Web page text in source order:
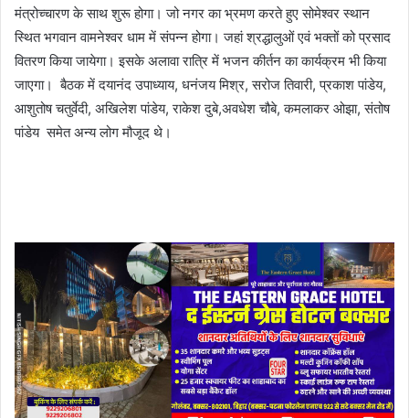
मंत्रोच्चारण के साथ शुरू होगा। जो नगर का भ्रमण करते हुए सोमेश्वर स्थान
स्थित भगवान वामनेश्वर धाम में संपन्न होगा। जहां श्रद्धालुओं एवं भक्तों को प्रसाद
वितरण किया जायेगा। इसके अलावा रात्रि में भजन कीर्तन का कार्यक्रम भी किया
जाएगा। बैठक में दयानंद उपाध्याय, धनंजय मिश्र, सरोज तिवारी, प्रकाश पांडेय,
आशुतोष चतुर्वेदी, अखिलेश पांडेय, राकेश दुबे,अवधेश चौबे, कमलाकर ओझा, संतोष
पांडेय समेत अन्य लोग मौजूद थे।